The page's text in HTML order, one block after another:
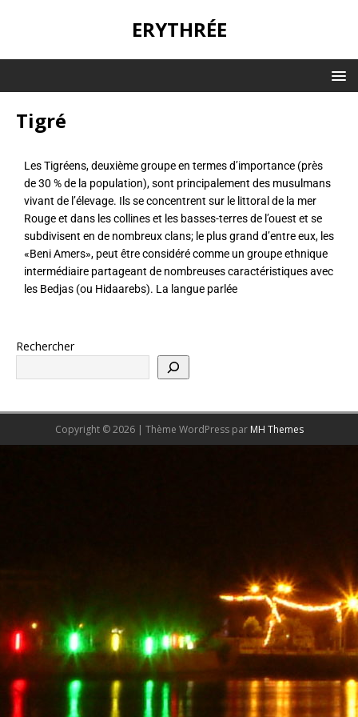
ERYTHRÉE
Tigré
Les Tigréens, deuxième groupe en termes d’importance (près
de 30 % de la population), sont principalement des musulmans
vivant de l’élevage. Ils se concentrent sur le littoral de la mer
Rouge et dans les collines et les basses-terres de l’ouest et se
subdivisent en de nombreux clans; le plus grand d’entre eux, les
«Beni Amers», peut être considéré comme un groupe ethnique
intermédiaire partageant de nombreuses caractéristiques avec
les Bedjas (ou Hidaarebs). La langue parlée
Rechercher
Copyright © 2026 | Thème WordPress par MH Themes